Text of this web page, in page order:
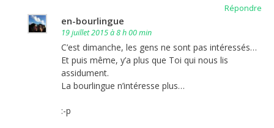
Répondre
en-bourlingue
19 juillet 2015 à 8 h 00 min
C’est dimanche, les gens ne sont pas intéressés…
Et puis même, y’a plus que Toi qui nous lis
assidument.
La bourlingue n’intéresse plus…
:-p